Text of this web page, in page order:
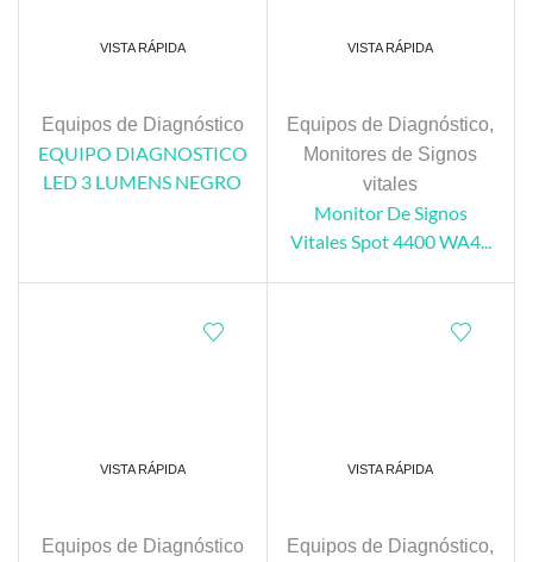
VISTA RÁPIDA
Equipos de Diagnóstico
EQUIPO DIAGNOSTICO
LED 3 LUMENS NEGRO
VISTA RÁPIDA
Equipos de Diagnóstico,
Monitores de Signos
vitales
Monitor De Signos
Vitales Spot 4400 WA4...
VISTA RÁPIDA
Equipos de Diagnóstico
VISTA RÁPIDA
Equipos de Diagnóstico,